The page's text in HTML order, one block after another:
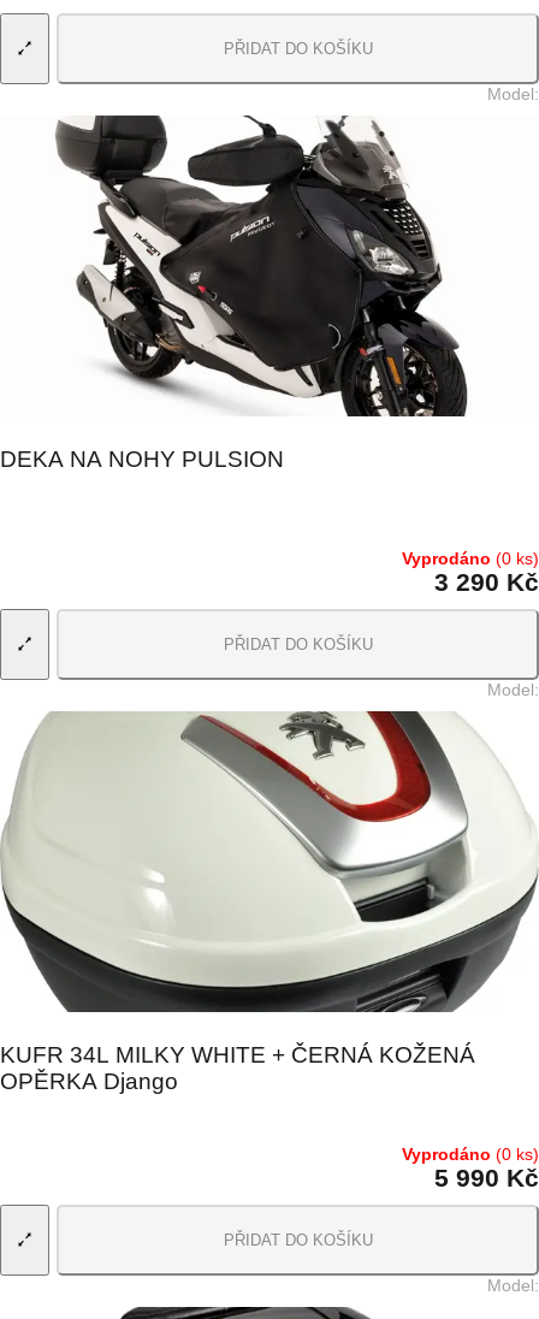
PŘIDAT DO KOŠÍKU
Model:
DEKA NA NOHY PULSION
Vyprodáno (0 ks)
3 290 Kč
PŘIDAT DO KOŠÍKU
Model:
KUFR 34L MILKY WHITE + ČERNÁ KOŽENÁ
OPĚRKA Django
Vyprodáno (0 ks)
5 990 Kč
PŘIDAT DO KOŠÍKU
Model: